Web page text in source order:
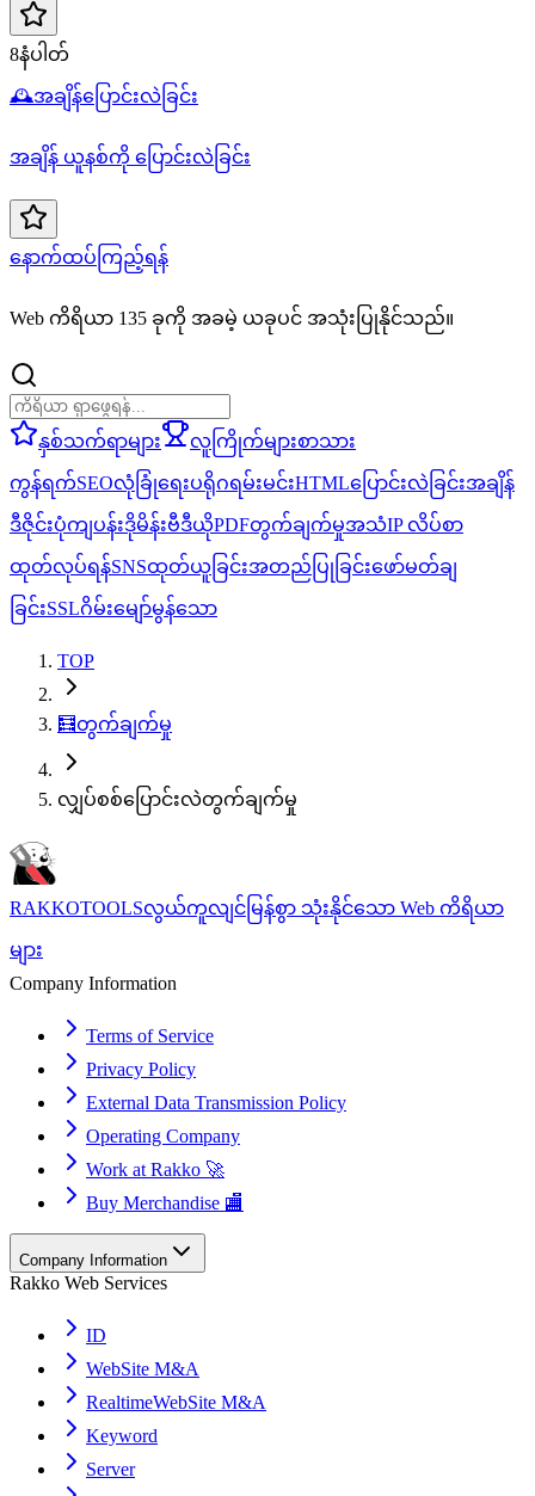
8နံပါတ်
🕰️အချိန်ပြောင်းလဲခြင်း
အချိန် ယူနစ်ကို ပြောင်းလဲခြင်း
နောက်ထပ်ကြည့်ရန်
Web ကိရိယာ 135 ခုကို အခမဲ့ ယခုပင် အသုံးပြုနိုင်သည်။
နှစ်သက်ရာများ လူကြိုက်များစာသား
ကွန်ရက်SEOလုံခြုံရေးပရိုဂရမ်းမင်းHTMLပြောင်းလဲခြင်းအချိန်
ဒီဇိုင်းပုံကျပန်းဒိုမိန်းဗီဒီယိုPDFတွက်ချက်မှုအသံIP လိပ်စာ
ထုတ်လုပ်ရန်SNSထုတ်ယူခြင်းအတည်ပြုခြင်းဖော်မတ်ချ
ခြင်းSSLဂိမ်းမျော်မွန်သော
TOP
🧮တွက်ချက်မှု
လျှပ်စစ်ပြောင်းလဲတွက်ချက်မှု
RAKKOTOOLSလွယ်ကူလျင်မြန်စွာ သုံးနိုင်သော Web ကိရိယာ
များ
Company Information
Terms of Service
Privacy Policy
External Data Transmission Policy
Operating Company
Work at Rakko 🚀
Buy Merchandise 🏬
Company Information
Rakko Web Services
ID
WebSite M&A
RealtimeWebSite M&A
Keyword
Server